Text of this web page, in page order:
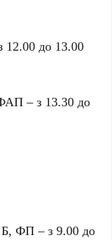
до 13.00
– з 13.30 до
Б, ФП – з 9.00 до